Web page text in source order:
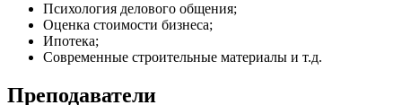
Психология делового общения;
Оценка стоимости бизнеса;
Ипотека;
Современные строительные материалы и т.д.
Преподаватели